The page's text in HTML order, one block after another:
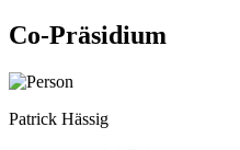
Co-Präsidium
Patrick Hässig